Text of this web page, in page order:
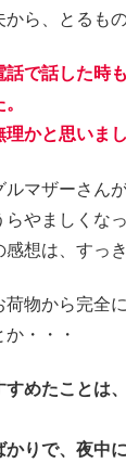
ら、とるも
で話した時
理かと思いま
マザーさん
やましくな
想は、すっ
物から完全
・・・
めたことは
りで、夜中